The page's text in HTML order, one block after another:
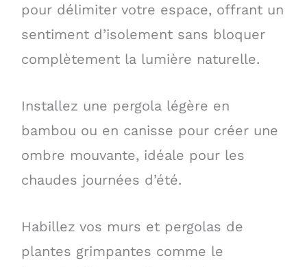
pour délimiter votre espace, offrant un
sentiment d’isolement sans bloquer
complètement la lumière naturelle.
Installez une pergola légère en
bambou ou en canisse pour créer une
ombre mouvante, idéale pour les
chaudes journées d’été.
Habillez vos murs et pergolas de
plantes grimpantes comme le